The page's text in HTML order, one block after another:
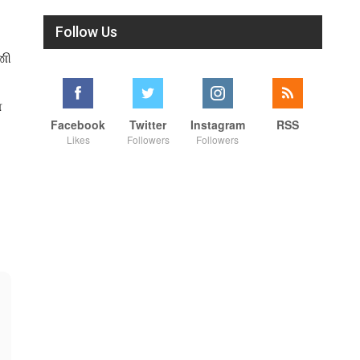
Follow Us
Facebook
Likes
Twitter
Followers
Instagram
Followers
RSS